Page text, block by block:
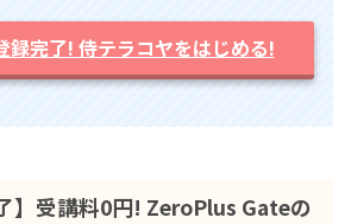
録完了! 侍テラコヤをはじめる!
】受講料0円! ZeroPlus Gateの